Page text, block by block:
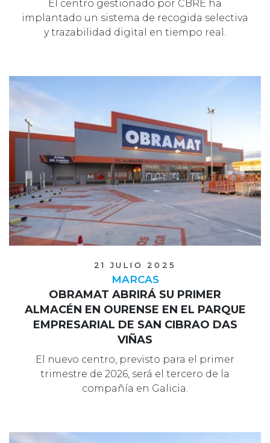
El centro gestionado por CBRE ha
implantado un sistema de recogida selectiva
y trazabilidad digital en tiempo real.
21 JULIO 2025
MARCAS
OBRAMAT ABRIRÁ SU PRIMER
ALMACÉN EN OURENSE EN EL PARQUE
EMPRESARIAL DE SAN CIBRAO DAS
VIÑAS
El nuevo centro, previsto para el primer
trimestre de 2026, será el tercero de la
compañía en Galicia.